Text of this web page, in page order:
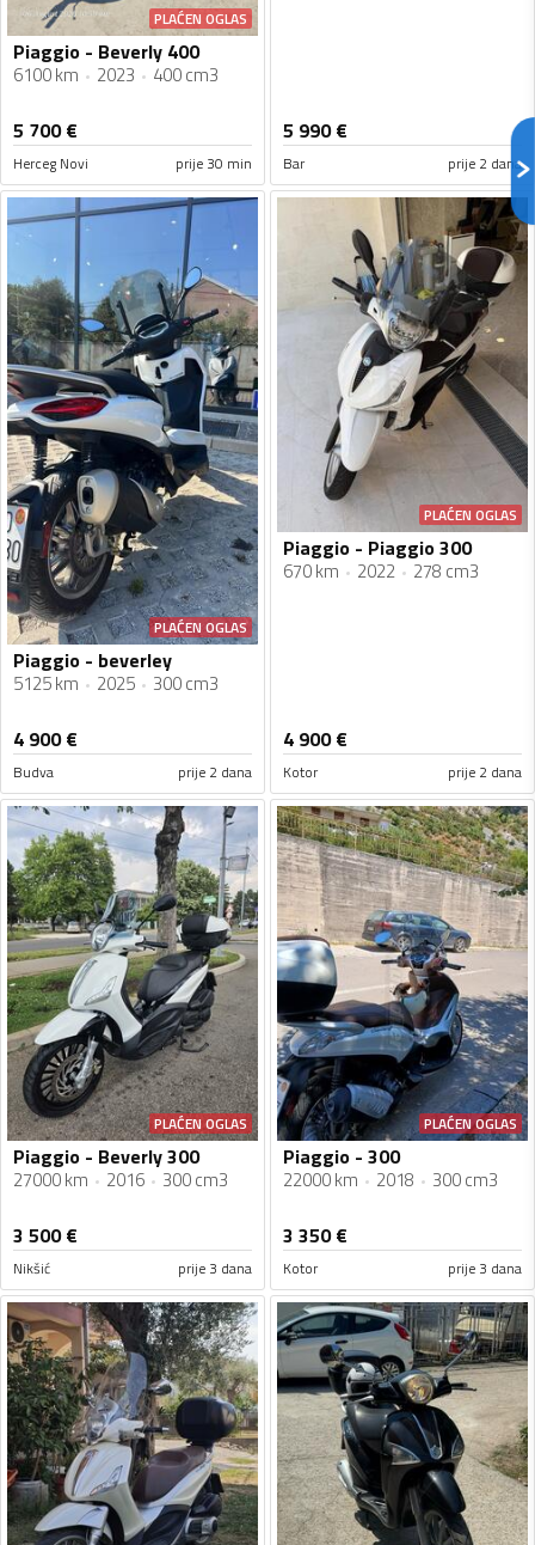
PLAĆEN OGLAS
Piaggio - Beverly 400
6100 km 2023 400 cm3
5 700€
Herceg Novi prije 30 min
5 990€
Bar prije 2 dana
PLAĆEN OGLAS
Piaggio - beverley
5125 km 2025 300 cm3
4 900€
Budva prije 2 dana
PLAĆEN OGLAS
Piaggio - Piaggio 300
670 km 2022 278 cm3
4 900€
Kotor prije 2 dana
PLAĆEN OGLAS
Piaggio - Beverly 300
27000 km 2016 300 cm3
3 500€
Nikšić prije 3 dana
PLAĆEN OGLAS
Piaggio - 300
22000 km 2018 300 cm3
3 350€
Kotor prije 3 dana